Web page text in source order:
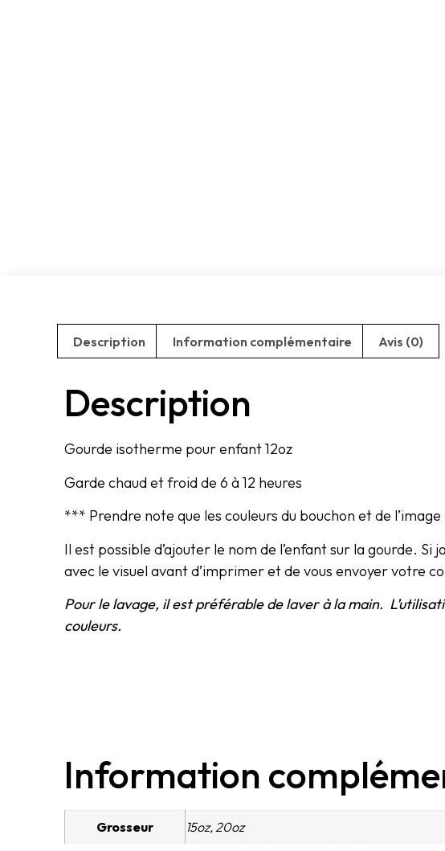
Description Information complémentaire Avis (0)
Description
Gourde isotherme pour enfant 12oz
Garde chaud et froid de 6 à 12 heures
*** Prendre note que les couleurs du bouchon et de
Il est possible d’ajouter le nom de l’enfant sur la gourde.
avec le visuel avant d’imprimer et de vous envoyer votre
Pour le lavage, il est préférable de laver à la main.
couleurs.
Information
Grosseur 15oz, 20oz